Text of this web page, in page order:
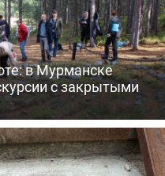
в Мурманске
с закрытыми